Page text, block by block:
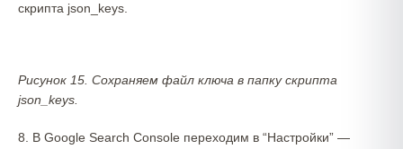
скрипта json_keys.
Рисунок 15. Сохраняем файл ключа в папку скрипта
json_keys.
8. В Google Search Console переходим в “Настройки” —